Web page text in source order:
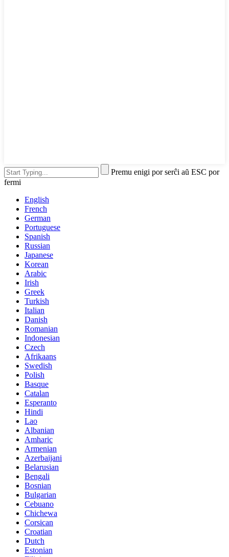
Premu enigi por serĉi aŭ ESC por
fermi
English
French
German
Portuguese
Spanish
Russian
Japanese
Korean
Arabic
Irish
Greek
Turkish
Italian
Danish
Romanian
Indonesian
Czech
Afrikaans
Swedish
Polish
Basque
Catalan
Esperanto
Hindi
Lao
Albanian
Amharic
Armenian
Azerbaijani
Belarusian
Bengali
Bosnian
Bulgarian
Cebuano
Chichewa
Corsican
Croatian
Dutch
Estonian